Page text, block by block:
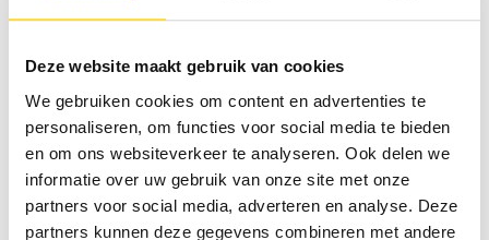
Deze website maakt gebruik van cookies
We gebruiken cookies om content en advertenties te
personaliseren, om functies voor social media te bieden
en om ons websiteverkeer te analyseren. Ook delen we
informatie over uw gebruik van onze site met onze
partners voor social media, adverteren en analyse. Deze
partners kunnen deze gegevens combineren met andere
contact met ons opneemt, worden uw invoergegevens
samen met de door u opgegeven contactgegevens
opgeslagen in het e‑mailpostvak voor de afhandeling van
het verzoek. Deze gegevens worden niet doorgegeven en
worden alleen zo lang bewaard als nodig is voor de
afhandeling van het verzoek. Voor meer informatie